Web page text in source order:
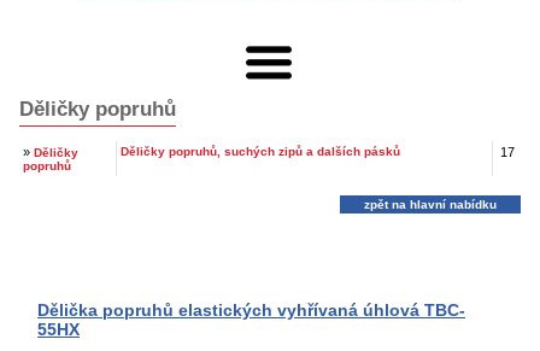
Děličky popruhů
» Děličky
popruhů
Děličky popruhů, suchých zipů a dalších pásků 17
zpět na hlavní nabídku
Dělička popruhů elastických vyhřívaná úhlová TBC-
55HX